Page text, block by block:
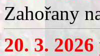
Zahořany
20. 3.